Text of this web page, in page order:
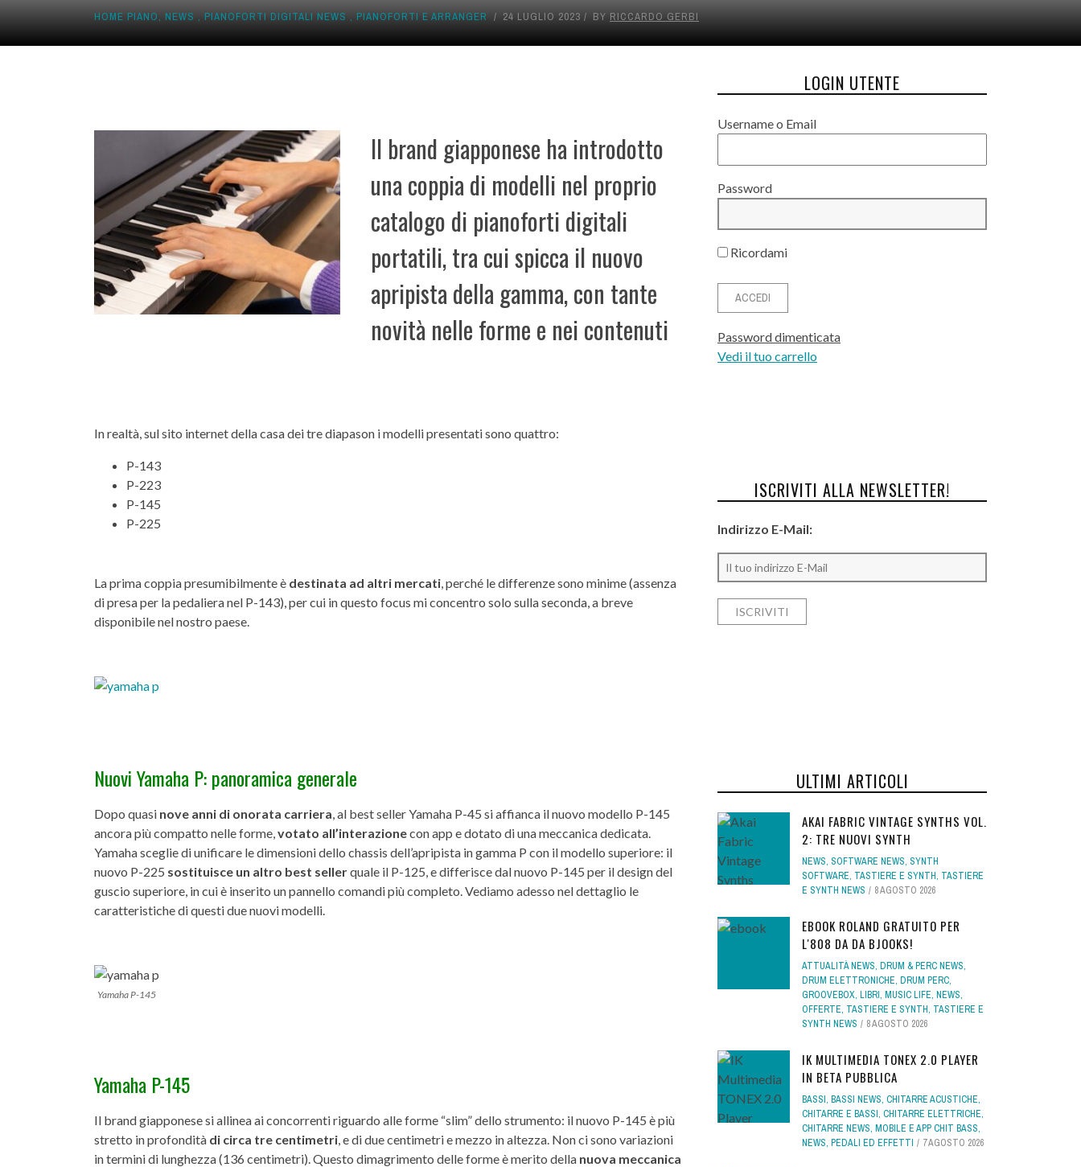
HOME PIANO, NEWS , PIANOFORTI DIGITALI NEWS , PIANOFORTI E ARRANGER 24 LUGLIO 2023 BY RICCARDO GERBI
Il brand giapponese ha introdotto
una coppia di modelli nel proprio
catalogo di pianoforti digitali
portatili, tra cui spicca il nuovo
apripista della gamma, con tante
novità nelle forme e nei contenuti
In realtà, sul sito internet della casa dei tre diapason i modelli presentati sono quattro:
P-143
P-223
P-145
P-225
La prima coppia presumibilmente è destinata ad altri mercati, perché le differenze sono minime (assenza
di presa per la pedaliera nel P-143), per cui in questo focus mi concentro solo sulla seconda, a breve
disponibile nel nostro paese.
Nuovi Yamaha P: panoramica generale
Dopo quasi nove anni di onorata carriera, al best seller Yamaha P-45 si affianca il nuovo modello P-145
ancora più compatto nelle forme,votato all’interazionecon app e dotato di una meccanica dedicata.
Yamaha sceglie di unificare le dimensioni dello chassis dell’apripista in gamma P con il modello superiore: il
nuovo P-225 sostituisce un altro best sellerquale il P-125, e differisce dal nuovo P-145 per il design del
guscio superiore, in cui è inserito un pannello comandi più completo. Vediamo adesso nel dettaglio le
caratteristiche di questi due nuovi modelli.
Yamaha P-145
Yamaha P-145
Il brand giapponese si allinea ai concorrenti riguardo alle forme “slim” dello strumento: il nuovo P-145 è più
stretto in profondità di circa tre centimetri, e di due centimetri e mezzo in altezza. Non ci sono variazioni
in termini di lunghezza (136 centimetri). Questo dimagrimento delle forme è merito della nuova meccanica
LOGIN UTENTE
Username o Email
Password
Ricordami
Password dimenticata
Vedi il tuo carrello
ISCRIVITI ALLA NEWSLETTER!
Indirizzo E-Mail:
ULTIMI ARTICOLI
AKAI FABRIC VINTAGE SYNTHS VOL.
2: TRE NUOVI SYNTH
NEWS, SOFTWARE NEWS, SYNTH
SOFTWARE, TASTIERE E SYNTH, TASTIERE
E SYNTH NEWS
8 AGOSTO 2026
EBOOK ROLAND GRATUITO PER
L'808 DA DA BJOOKS!
ATTUALITÀ NEWS, DRUM & PERC NEWS,
DRUM ELETTRONICHE, DRUM PERC,
GROOVEBOX, LIBRI, MUSIC LIFE, NEWS,
OFFERTE, TASTIERE E SYNTH, TASTIERE E
SYNTH NEWS
8 AGOSTO 2026
IK MULTIMEDIA TONEX 2.0 PLAYER
IN BETA PUBBLICA
BASSI, BASSI NEWS, CHITARRE ACUSTICHE,
CHITARRE E BASSI, CHITARRE ELETTRICHE,
CHITARRE NEWS, MOBILE E APP CHIT BASS,
NEWS, PEDALI ED EFFETTI 7 AGOSTO 2026